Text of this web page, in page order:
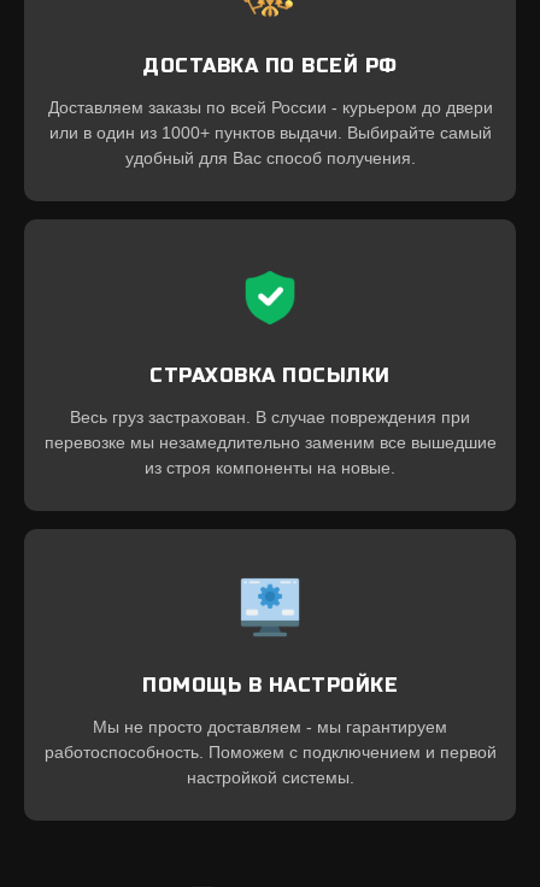
ДОСТАВКА ПО ВСЕЙ РФ
Доставляем заказы по всей России - курьером до двери
или в один из 1000+ пунктов выдачи. Выбирайте самый
удобный для Вас способ получения.
СТРАХОВКА ПОСЫЛКИ
Весь груз застрахован. В случае повреждения при
перевозке мы незамедлительно заменим все вышедшие
из строя компоненты на новые.
ПОМОЩЬ В НАСТРОЙКЕ
Мы не просто доставляем - мы гарантируем
работоспособность. Поможем с подключением и первой
настройкой системы.